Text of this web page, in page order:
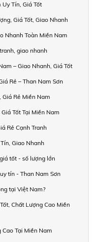
Tín, Giá Tốt
Giá Tốt, Giao Nhanh
Nhanh Toàn Miền Nam
giao nhanh
– Giao Nhanh, Giá Tốt
Rẻ – Than Nam Sơn
Rẻ Miền Nam
Tốt Tại Miền Nam
Rẻ Cạnh Tranh
Giao Nhanh
tốt - số lượng lớn
tín - Than Nam Sơn
tại Việt Nam?
Chất Lượng Cao Miền
Tại Miền Nam